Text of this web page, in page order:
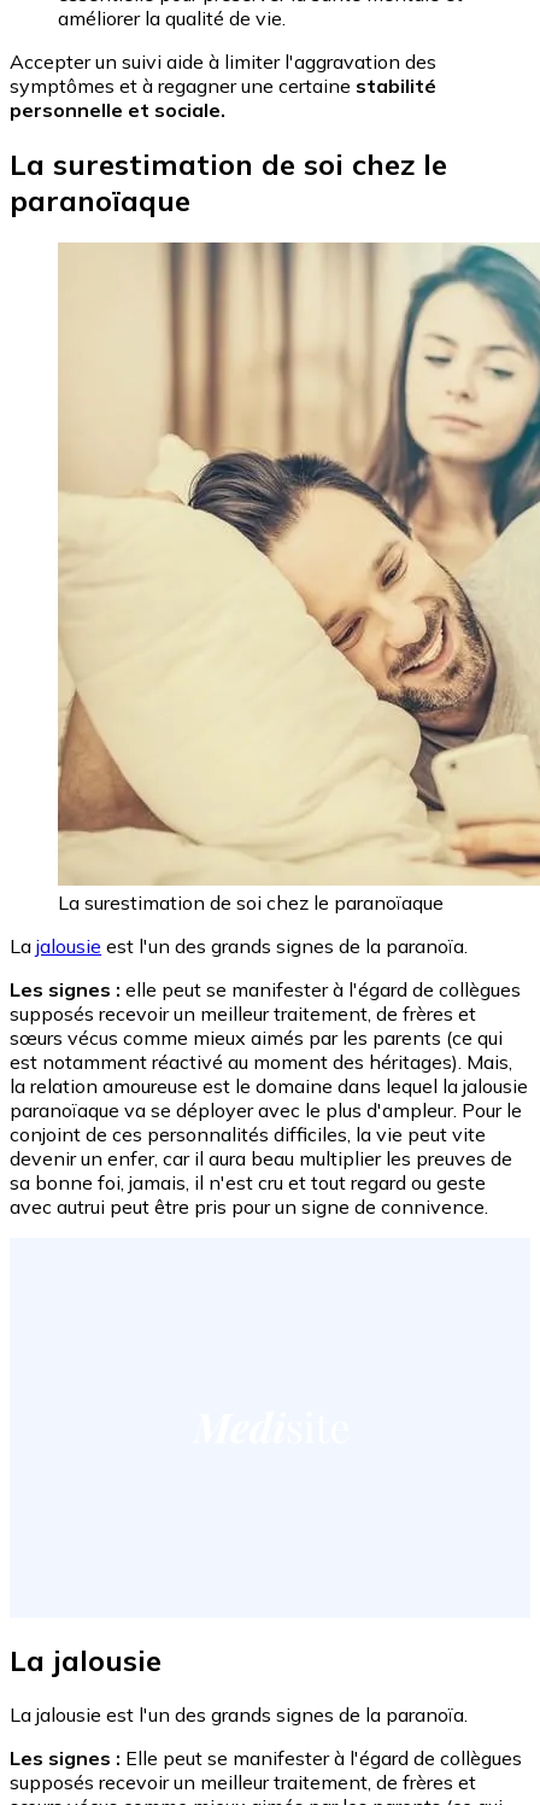
améliorer la qualité de vie.
Accepter un suivi aide à limiter l'aggravation des
symptômes et à regagner une certaine stabilité
personnelle et sociale.
La surestimation de soi chez le
paranoïaque
La surestimation de soi chez le paranoïaque
La jalousie est l'un des grands signes de la paranoïa.
Les signes : elle peut se manifester à l'égard de collègues
supposés recevoir un meilleur traitement, de frères et
sœurs vécus comme mieux aimés par les parents (ce qui
est notamment réactivé au moment des héritages). Mais,
la relation amoureuse est le domaine dans lequel la jalousie
paranoïaque va se déployer avec le plus d'ampleur. Pour le
conjoint de ces personnalités difficiles, la vie peut vite
devenir un enfer, car il aura beau multiplier les preuves de
sa bonne foi, jamais, il n'est cru et tout regard ou geste
avec autrui peut être pris pour un signe de connivence.
La jalousie
La jalousie est l'un des grands signes de la paranoïa.
Les signes : Elle peut se manifester à l'égard de collègues
supposés recevoir un meilleur traitement, de frères et